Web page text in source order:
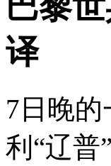
巴黎
译
7日晚
利“辽普